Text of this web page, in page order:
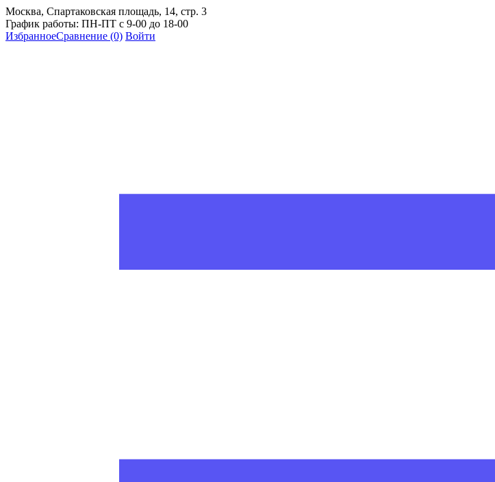
Москва, Спартаковская площадь, 14, стр. 3
График работы: ПН-ПТ с 9-00 до 18-00
ИзбранноеСравнение (0) Войти